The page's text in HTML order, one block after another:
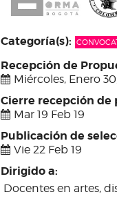
Categoría(s):
Recepción de
Miércoles, Enero
Cierre recepción de
Mar 19 Feb 19
Publicación de
Vie 22 Feb 19
Dirigido a:
Docentes en artes,